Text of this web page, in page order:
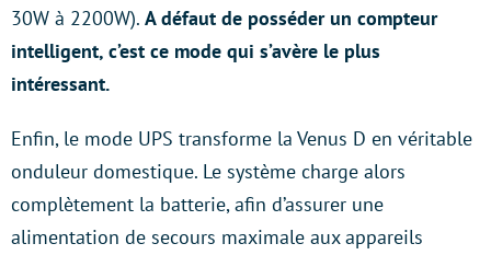
30W à 2200W). A défaut de posséder un compteur
intelligent, c’est ce mode qui s’avère le plus
intéressant.
Enfin, le mode UPS transforme la Venus D en véritable
onduleur domestique. Le système charge alors
complètement la batterie, afin d’assurer une
alimentation de secours maximale aux appareils